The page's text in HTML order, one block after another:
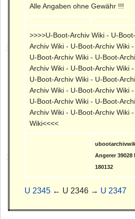
Alle Angaben ohne Gewähr !!!
>>>>U-Boot-Archiv Wiki - U-
Archiv Wiki - U-Boot-Archiv Wiki
U-Boot-Archiv Wiki - U-Boot-
Archiv Wiki - U-Boot-Archiv Wiki
U-Boot-Archiv Wiki - U-Boot-
Archiv Wiki - U-Boot-Archiv Wiki
U-Boot-Archiv Wiki - U-Boot-
Archiv Wiki - U-Boot-Archiv Wiki
Wiki<<<<
Angerer
180132
U 2345 ← U 2346 → U 2347